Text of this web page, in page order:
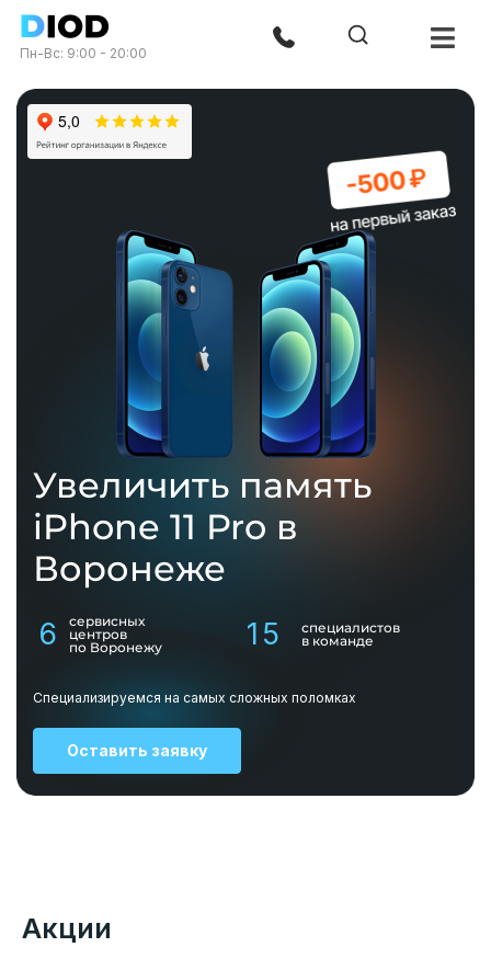
Пн-Вс: 9:00 - 20:00
Увеличить память
iPhone 11 Pro в
Воронеже
6
сервисных
центров
по Воронежу
15
специалистов
в команде
Специализируемся на самых сложных поломках
Оставить заявку
Акции